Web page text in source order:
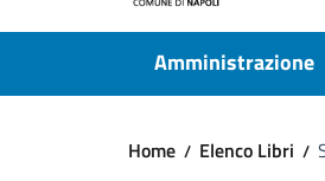
Amministrazione
Home Elenco Libri